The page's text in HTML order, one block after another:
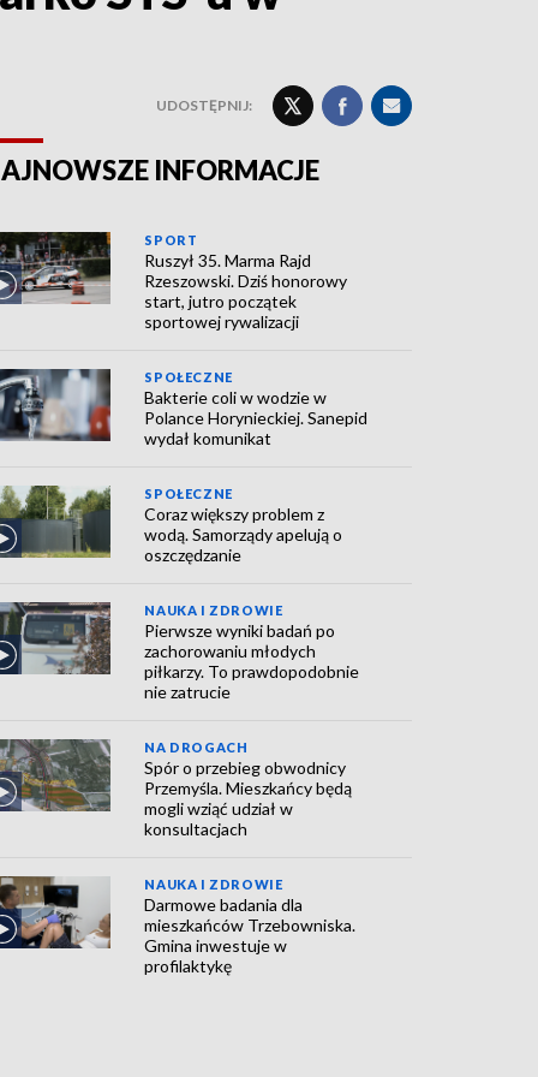
UDOSTĘPNIJ:
INFORMACJE
SPORT
Ruszył 35. Marma Rajd
Rzeszowski. Dziś honorowy
start, jutro początek
sportowej rywalizacji
SPOŁECZNE
Bakterie coli w wodzie w
Polance Horynieckiej. Sanepid
wydał komunikat
SPOŁECZNE
Coraz większy problem z
wodą. Samorządy apelują o
oszczędzanie
NAUKA I ZDROWIE
Pierwsze wyniki badań po
zachorowaniu młodych
piłkarzy. To prawdopodobnie
nie zatrucie
NA DROGACH
Spór o przebieg obwodnicy
Przemyśla. Mieszkańcy będą
mogli wziąć udział w
konsultacjach
NAUKA I ZDROWIE
Darmowe badania dla
mieszkańców Trzebowniska.
Gmina inwestuje w
profilaktykę